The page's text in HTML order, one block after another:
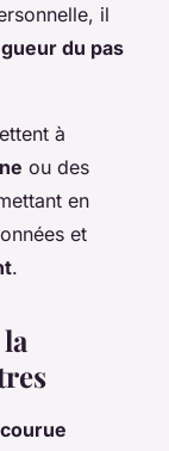
il
du pas
à
ou des
en
et
.